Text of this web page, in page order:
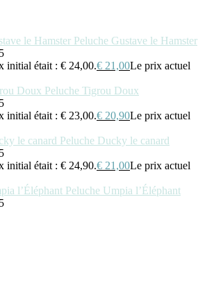
Peluche Gustave le Hamster
initial était : € 24,00.€ 21,00Le prix actuel
Peluche Tigrou Doux
initial était : € 23,00.€ 20,90Le prix actuel
Peluche Ducky le canard
initial était : € 24,90.€ 21,00Le prix actuel
Peluche Umpia l’Éléphant